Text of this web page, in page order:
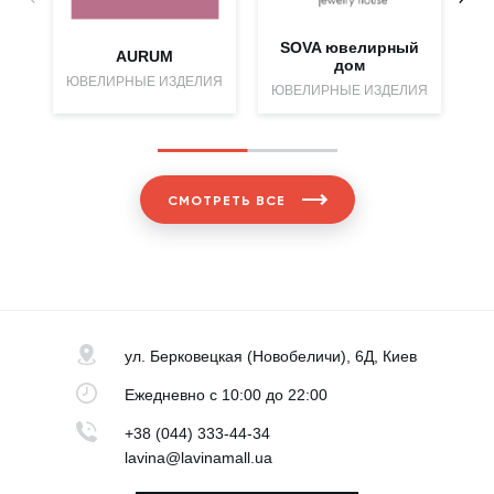
AURUM
ЮВЕЛИРНЫЕ ИЗДЕЛИЯ
SOVA ювелирный
дом
ЮВЕЛИРНЫЕ ИЗДЕЛИЯ
СМОТРЕТЬ ВСЕ
ул. Берковецкая (Новобеличи), 6Д, Киев
Ежедневнос 10:00 до 22:00
+38 (044) 333-44-34
lavina@lavinamall.ua